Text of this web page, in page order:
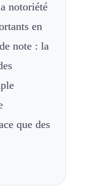
notoriété
en
note : la
que des